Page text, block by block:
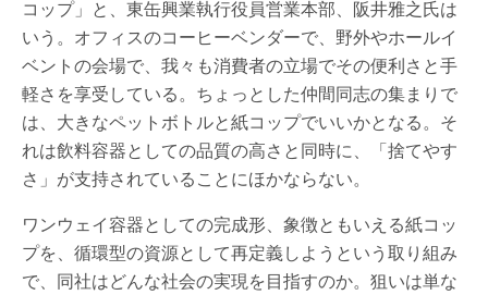
コップ」と、東缶興業執行役員営業本部、阪井雅之氏は
いう。オフィスのコーヒーベンダーで、野外やホールイ
ベントの会場で、我々も消費者の立場でその便利さと手
軽さを享受している。ちょっとした仲間同志の集まりで
は、大きなペットボトルと紙コップでいいかとなる。そ
れは飲料容器としての品質の高さと同時に、「捨てやす
さ」が支持されていることにほかならない。
ワンウェイ容器としての完成形、象徴ともいえる紙コッ
プを、循環型の資源として再定義しようという取り組み
で、同社はどんな社会の実現を目指すのか。狙いは単な